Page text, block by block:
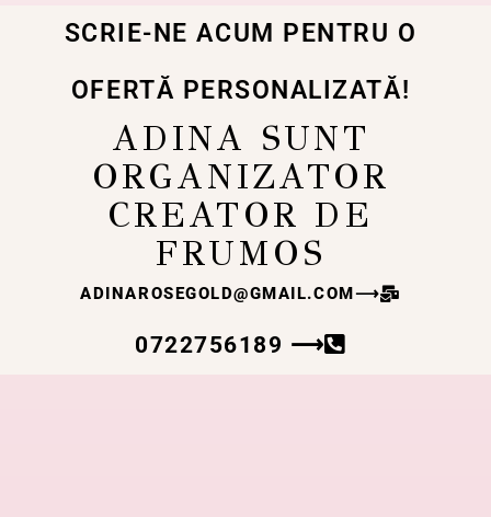
SCRIE-NE ACUM PENTRU O
OFERTĂ PERSONALIZATĂ!
ADINA SUNT
ORGANIZATOR
CREATOR DE
FRUMOS
ADINAROSEGOLD@GMAIL.COM⟶
0722756189 ⟶